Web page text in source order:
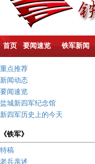
首页 要闻速览 铁军新闻
重点推荐
新闻动态
要闻速览
盐城新四军纪念馆
新四军历史上的今天
《铁军》
特稿
老兵亲述